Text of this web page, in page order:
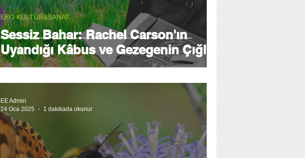
Sessiz Bahar: Rachel Carson'ın
Uyandığı Kâbus ve Gezegenin Çığlığı
EKO KÜLTÜR&SANAT
EE Admin
24 Oca 2025
1 dakikada okunur